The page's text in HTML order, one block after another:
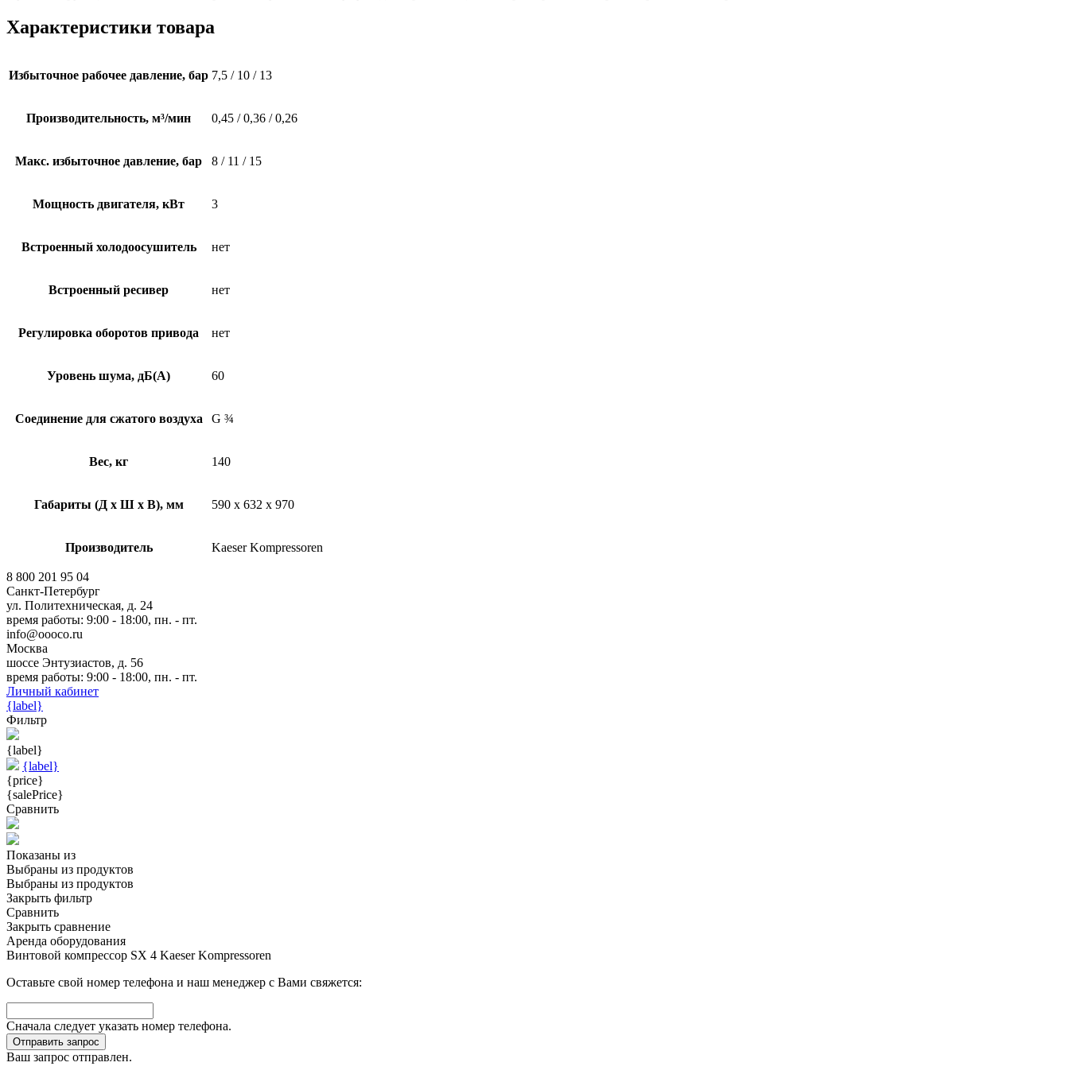
Характеристики товара
Избыточное рабочее давление, бар 7,5 / 10 / 13
Производительность, м³/мин 0,45 / 0,36 / 0,26
Макс. избыточное давление, бар 8 / 11 / 15
Мощность двигателя, кВт 3
Встроенный холодоосушитель нет
Встроенный ресивер нет
Регулировка оборотов привода нет
Уровень шума, дБ(А) 60
Соединение для сжатого воздуха G ¾
Вес, кг 140
Габариты (Д х Ш х В), мм 590 x 632 x 970
Производитель Kaeser Kompressoren
8 800 201 95 04
Санкт-Петербург
ул. Политехническая, д. 24
время работы: 9:00 - 18:00, пн. - пт.
info@oooco.ru
Москва
шоссе Энтузиастов, д. 56
время работы: 9:00 - 18:00, пн. - пт.
Личный кабинет
{label}
Фильтр
{label}
{label}
{price}
{salePrice}
Сравнить
Показаны из
Выбраны из продуктов
Выбраны из продуктов
Закрыть фильтр
Сравнить
Закрыть сравнение
Аренда оборудования
Винтовой компрессор SX 4 Kaeser Kompressoren
Оставьте свой номер телефона и наш менеджер с Вами свяжется:
Сначала следует указать номер телефона.
Отправить запрос
Ваш запрос отправлен.